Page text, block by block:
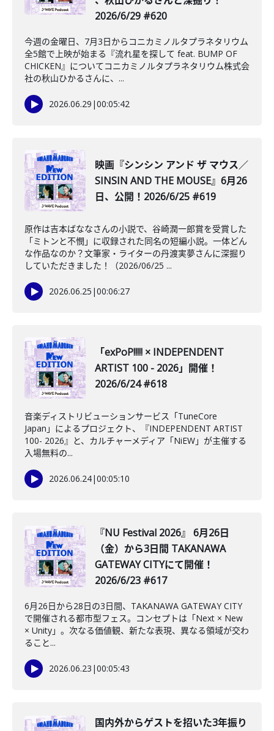
2026/6/29 #620
今週の金曜日、7月3日からコニカミノルタプラネタリウム
全5館で上映が始まる『流れ星を探して feat. BUMP OF
CHICKEN』についてコニカミノルタプラネタリウム株式会
社の秋山ひかるさんに、...
2026.06.29 |00:05:42
映画『シンシン アンド ザ マウス／
SINSIN AND THE MOUSE』6月26
日、公開！2026/6/25 #619
原作は吉本ばななさんの小説で、谷崎潤一郎賞を受賞した
「ミトンと不憫」に収録された同名の短編小説。一体どん
な作品なのか？文筆家・ライターの丹渡実夢さんに深掘り
していただきました！（2026/06/25 ...
2026.06.25 |00:06:27
「exPoP!!!!! × INDEPENDENT
ARTIST 100 - 2026」開催！
2026/6/24 #618
音楽ディストリビューションサービス「TuneCore
Japan」によるプロジェクト、『INDEPENDENT ARTIST
100- 2026』と、カルチャーメディア「NiEW」が主催する
入場無料の...
2026.06.24|00:05:10
『NU Festival 2026』 6月26日
（金）から3日間 TAKANAWA
GATEWAY CITYにて開催！
2026/6/23 #617
6月26日から28日の3日間、TAKANAWA GATEWAY CITY
で開催される都市型フェス。コンセプトは「Next × New
× Unity」。次なる価値観、新たな表現、異なる領域が交わ
ること...
2026.06.23 |00:05:43
️国内外からゲストを招いた3年振り